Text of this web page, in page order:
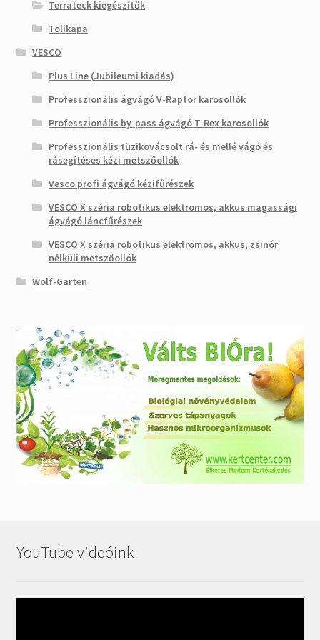
Terrateck kiegészítők
Tolikapa
VESCO
Plus Line (Jubileumi kiadás)
Professzionális ágvágó V-Raptor karosollók
Professzionális by-pass ágvágó T-Rex karosollók
Professzionális tüzikovácsolt rá- és mellé vágó és
rásegítéses kézi metszőollók
Vesco profi ágvágó kézifűrészek
VESCO X széria robotikus elektromos, akkus magassági
ágvágó láncfűrészek
VESCO X széria robotikus elektromos, akkus, zsinór
nélküli metszőollók
Wolf-Garten
YouTube videóink